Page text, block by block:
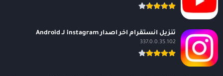
تنزيل انستقرام اخر اصدار instagram لـ Android
337.0.0.35.102